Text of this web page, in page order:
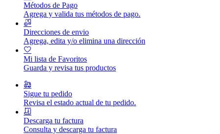
Métodos de Pago
Agrega y valida tus métodos de pago.
Direcciones de envio
Agrega, edita y/o elimina una dirección
Mi lista de Favoritos
Guarda y revisa tus productos
Sigue tu pedido
Revisa el estado actual de tu pedido.
Descarga tu factura
Consulta y descarga tu factura